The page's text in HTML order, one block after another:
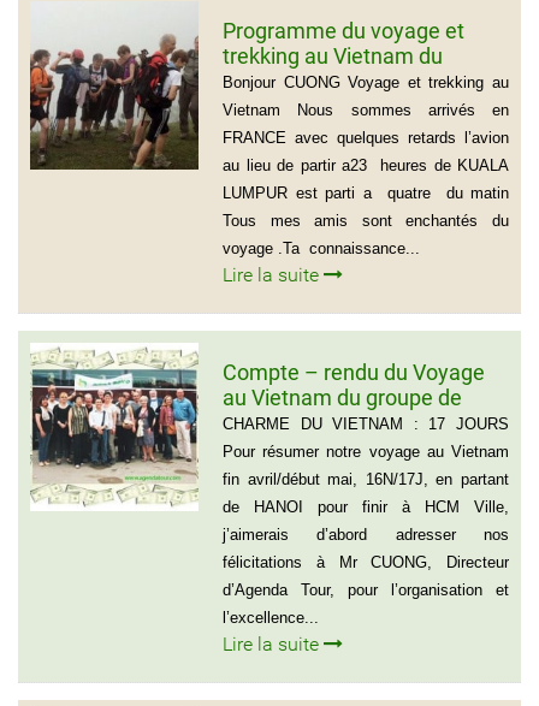
Programme du voyage et
trekking au Vietnam du
groupe d’amis de Mr Louis
COURTESOLLE (14
personnes)
Bonjour CUONG Voyage et trekking au
Vietnam Nous sommes arrivés en
FRANCE avec quelques retards l’avion
au lieu de partir a23 heures de KUALA
LUMPUR est parti a quatre du matin
Tous mes amis sont enchantés du
voyage .Ta connaissance...
Lire la suite
Compte – rendu du Voyage
au Vietnam du groupe de
Madame ANNA BOVO
(Groupe de 21 personnes) –
Français
CHARME DU VIETNAM : 17 JOURS
Pour résumer notre voyage au Vietnam
fin avril/début mai, 16N/17J, en partant
de HANOI pour finir à HCM Ville,
j’aimerais d’abord adresser nos
félicitations à Mr CUONG, Directeur
d’Agenda Tour, pour l’organisation et
l’excellence...
Lire la suite